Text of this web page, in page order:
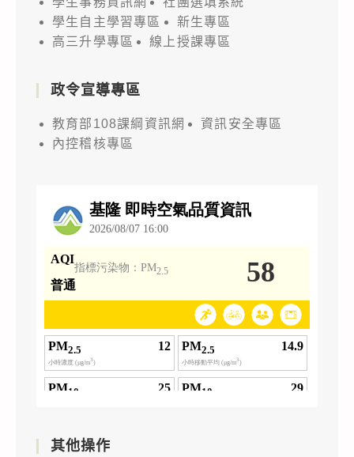
學生自主學習專區
新生專區
高三升學專區
線上授課專區
政令宣導專區
教育部108課綱資訊網
資訊安全專區
內控稽核專區
其他操作